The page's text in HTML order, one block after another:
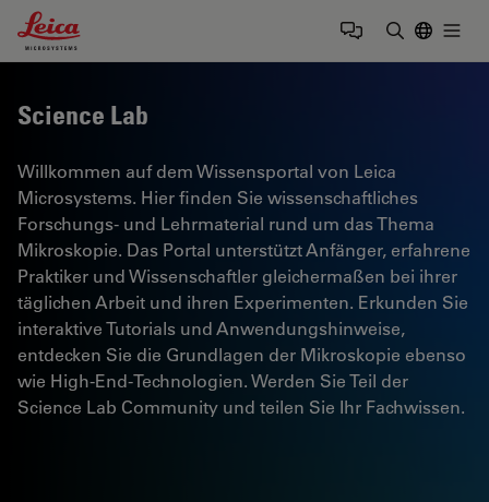
Leica Microsystems Logo
Science Lab
Willkommen auf dem Wissensportal von Leica
Microsystems. Hier finden Sie wissenschaftliches
Forschungs- und Lehrmaterial rund um das Thema
Mikroskopie. Das Portal unterstützt Anfänger, erfahrene
Praktiker und Wissenschaftler gleichermaßen bei ihrer
täglichen Arbeit und ihren Experimenten. Erkunden Sie
interaktive Tutorials und Anwendungshinweise,
entdecken Sie die Grundlagen der Mikroskopie ebenso
wie High-End-Technologien. Werden Sie Teil der
Science Lab Community und teilen Sie Ihr Fachwissen.